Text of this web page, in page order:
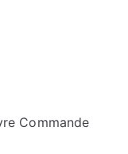
Commande